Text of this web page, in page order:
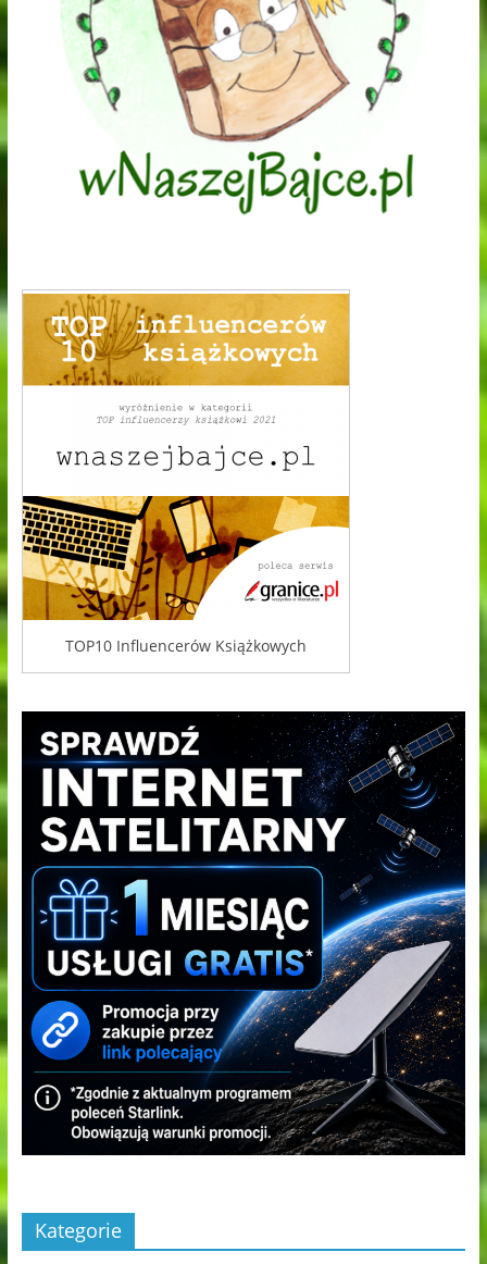
TOP10 Influencerów Książkowych
Kategorie